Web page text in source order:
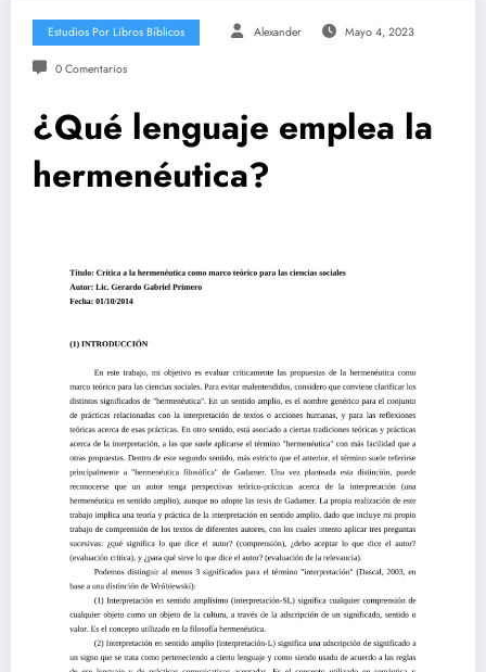
Estudios Por Libros Bíblicos Alexander Mayo 4, 2023
0 Comentarios
¿Qué lenguaje emplea la
hermenéutica?